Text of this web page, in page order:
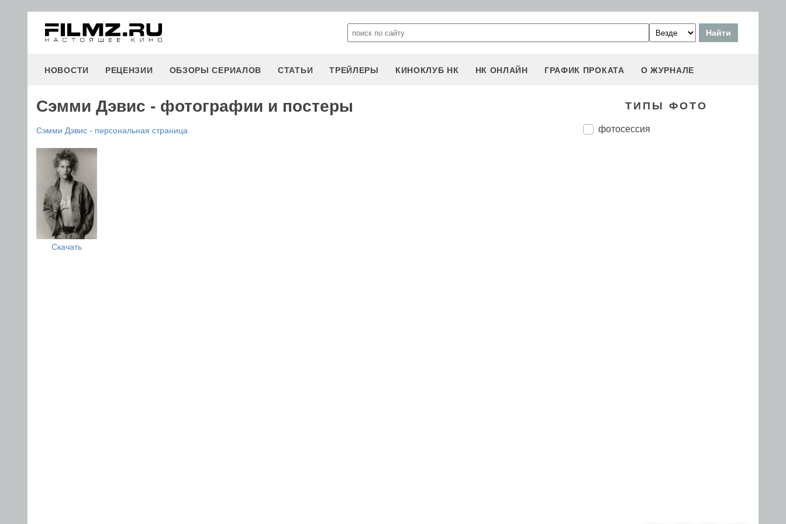
НОВОСТИ РЕЦЕНЗИИ ОБЗОРЫ СЕРИАЛОВ СТАТЬИ ТРЕЙЛЕРЫ КИНОКЛУБ НК НК ОНЛАЙН ГРАФИК ПРОКАТА О ЖУРНАЛЕ
Сэмми Дэвис - фотографии и постеры
Сэмми Дэвис - персональная страница
Скачать
ТИПЫ ФОТО
фотосессия